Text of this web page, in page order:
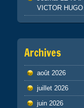
VICTOR
Archives
août 2026
juillet 2026
juin 2026